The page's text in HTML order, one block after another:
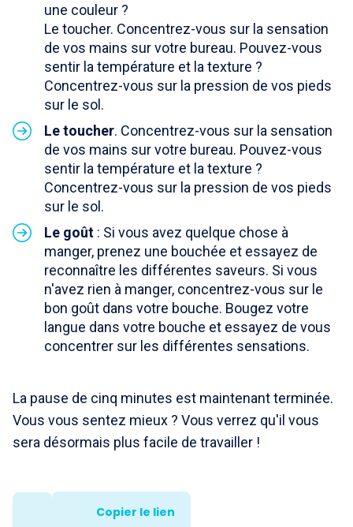
une couleur ?
Le toucher. Concentrez-vous sur la sensation
de vos mains sur votre bureau. Pouvez-vous
sentir la température et la texture ?
Concentrez-vous sur la pression de vos pieds
sur le sol.
Le toucher. Concentrez-vous sur la sensation
de vos mains sur votre bureau. Pouvez-vous
sentir la température et la texture ?
Concentrez-vous sur la pression de vos pieds
sur le sol.
Le goût : Si vous avez quelque chose à
manger, prenez une bouchée et essayez de
reconnaître les différentes saveurs. Si vous
n'avez rien à manger, concentrez-vous sur le
bon goût dans votre bouche. Bougez votre
langue dans votre bouche et essayez de vous
concentrer sur les différentes sensations.
La pause de cinq minutes est maintenant terminée.
Vous vous sentez mieux ? Vous verrez qu'il vous
sera désormais plus facile de travailler !
Copier le lien